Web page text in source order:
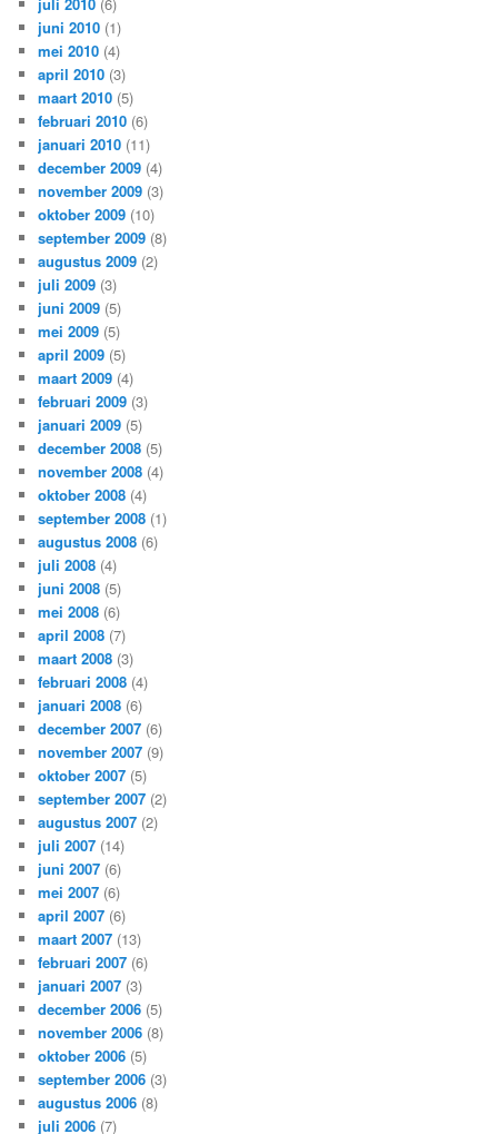
juli 2010 (6)
juni 2010 (1)
mei 2010 (4)
april 2010 (3)
maart 2010 (5)
februari 2010 (6)
januari 2010 (11)
december 2009 (4)
november 2009 (3)
oktober 2009 (10)
september 2009 (8)
augustus 2009 (2)
juli 2009 (3)
juni 2009 (5)
mei 2009 (5)
april 2009 (5)
maart 2009 (4)
februari 2009 (3)
januari 2009 (5)
december 2008 (5)
november 2008 (4)
oktober 2008 (4)
september 2008 (1)
augustus 2008 (6)
juli 2008 (4)
juni 2008 (5)
mei 2008 (6)
april 2008 (7)
maart 2008 (3)
februari 2008 (4)
januari 2008 (6)
december 2007 (6)
november 2007 (9)
oktober 2007 (5)
september 2007 (2)
augustus 2007 (2)
juli 2007 (14)
juni 2007 (6)
mei 2007 (6)
april 2007 (6)
maart 2007 (13)
februari 2007 (6)
januari 2007 (3)
december 2006 (5)
november 2006 (8)
oktober 2006 (5)
september 2006 (3)
augustus 2006 (8)
juli 2006 (7)